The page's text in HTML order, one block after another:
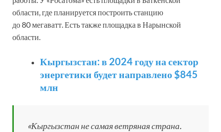
области, где планируется построить станцию
до 80 мегаватт. Есть также площадка в Нарынской
области.
Кыргызстан: в 2024 году на сектор
энергетики будет направлено $845
млн
«Кыргызстан не самая ветряная страна.